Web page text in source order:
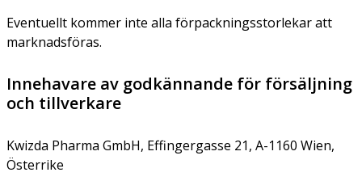
Eventuellt kommer inte alla förpackningsstorlekar att
marknadsföras.
Innehavare av godkännande för försäljning
och tillverkare
Kwizda Pharma GmbH, Effingergasse 21, A-1160 Wien,
Österrike